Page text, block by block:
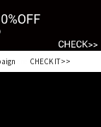
CHECK IT>>